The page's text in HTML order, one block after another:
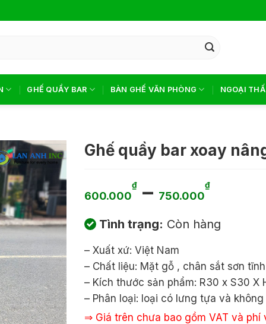
GHẾ QUẦY BAR BÀN GHẾ VĂN PHÒNG NGOẠI
Ghế quầy bar xoay
600.000
₫ – 750.000
₫
từ
đến
Tình trạng: Còn hàng
– Xuất xứ: Việt Nam
– Chất liệu: Mặt gỗ , chân sắt sơn
– Kích thước sản phẩm: R30 x S30 X
– Phân loại: loại có lưng tựa và
⇒ Giá trên chưa bao gồm VAT và phí